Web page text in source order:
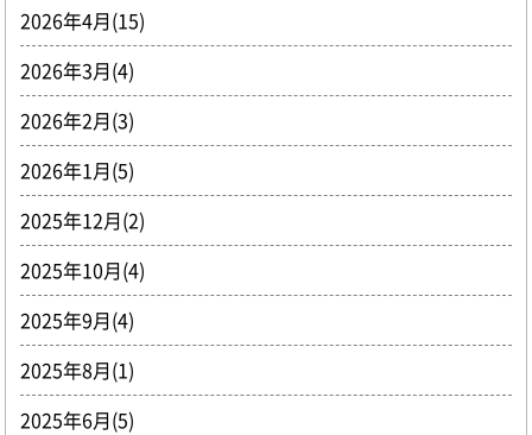
2026年4月(15)
2026年3月(4)
2026年2月(3)
2026年1月(5)
2025年12月(2)
2025年10月(4)
2025年9月(4)
2025年8月(1)
2025年6月(5)